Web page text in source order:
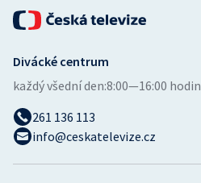
Divácké centrum
každý všední den:8:00—16:00 hodin
261 136 113
info@ceskatelevize.cz